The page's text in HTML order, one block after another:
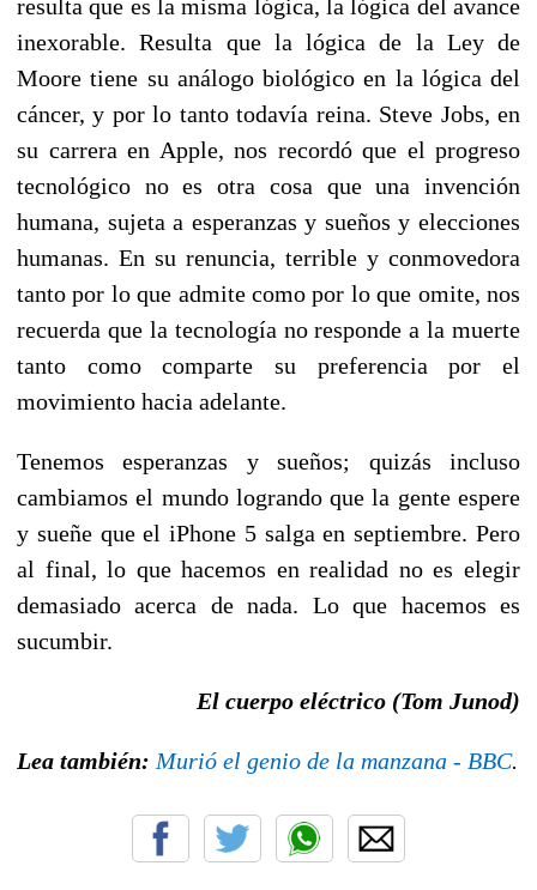
resulta que es la misma lógica, la lógica del avance
inexorable. Resulta que la lógica de la Ley de
Moore tiene su análogo biológico en la lógica del
cáncer, y por lo tanto todavía reina. Steve Jobs, en
su carrera en Apple, nos recordó que el progreso
tecnológico no es otra cosa que una invención
humana, sujeta a esperanzas y sueños y elecciones
humanas. En su renuncia, terrible y conmovedora
tanto por lo que admite como por lo que omite, nos
recuerda que la tecnología no responde a la muerte
tanto como comparte su preferencia por el
movimiento hacia adelante.
Tenemos esperanzas y sueños; quizás incluso
cambiamos el mundo logrando que la gente espere
y sueñe que el iPhone 5 salga en septiembre. Pero
al final, lo que hacemos en realidad no es elegir
demasiado acerca de nada. Lo que hacemos es
sucumbir.
El cuerpo eléctrico (Tom Junod)
Lea también: Murió el genio de la manzana - BBC.